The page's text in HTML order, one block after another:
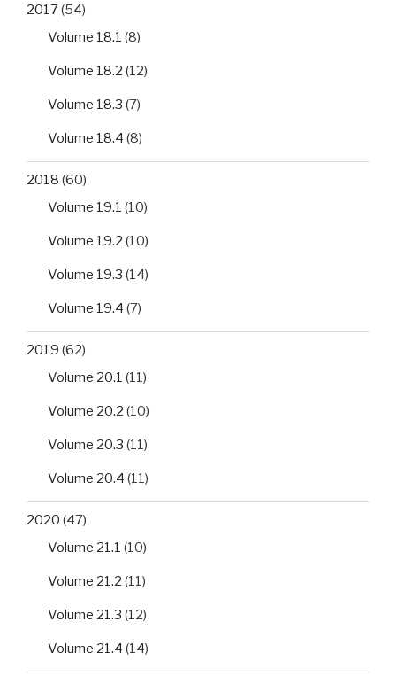
2017(54)
Volume 18.1 (8)
Volume 18.2 (12)
Volume 18.3 (7)
Volume 18.4 (8)
2018 (60)
Volume 19.1 (10)
Volume 19.2 (10)
Volume 19.3 (14)
Volume 19.4 (7)
2019 (62)
Volume 20.1 (11)
Volume 20.2 (10)
Volume 20.3 (11)
Volume 20.4 (11)
2020 (47)
Volume 21.1 (10)
Volume 21.2 (11)
Volume 21.3 (12)
Volume 21.4 (14)